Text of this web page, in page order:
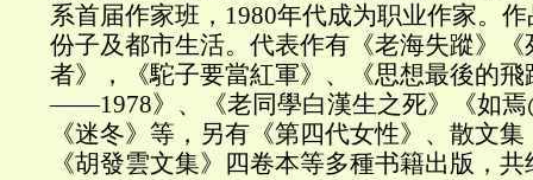
系首届作家班，1980年代成为职业作家。
份子及都市生活。代表作有《老海失蹤》
者》，《駝子要當紅軍》、《思想最後的飛
——1978》、《老同學白漢生之死》《如焉
《迷冬》等，另有《第四代女性》、散文
《胡發雲文集》四卷本等多種书籍出版，